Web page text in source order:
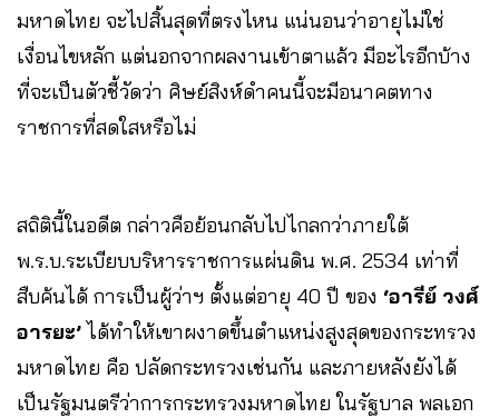
มหาดไทย จะไปสิ้นสุดที่ตรงไหน แน่นอนว่าอายุไม่ใช่
เงื่อนไขหลัก แต่นอกจากผลงานเข้าตาแล้ว มีอะไรอีกบ้าง
ที่จะเป็นตัวชี้วัดว่า ศิษย์สิงห์ดำคนนี้จะมีอนาคตทาง
ราชการที่สดใสหรือไม่
สถิตินี้ในอดีต กล่าวคือย้อนกลับไปไกลกว่าภายใต้
พ.ร.บ.ระเบียบบริหารราชการแผ่นดิน พ.ศ. 2534 เท่าที่
สืบค้นได้ การเป็นผู้ว่าฯ ตั้งแต่อายุ 40 ปี ของ ‘อารีย์ วงศ์
อารยะ’ ได้ทำให้เขาผงาดขึ้นตำแหน่งสูงสุดของกระทรวง
มหาดไทย คือ ปลัดกระทรวงเช่นกัน และภายหลังยังได้
เป็นรัฐมนตรีว่าการกระทรวงมหาดไทย ในรัฐบาล พลเอก